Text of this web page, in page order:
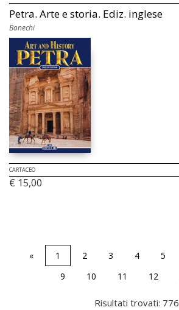
Petra. Arte e storia. Ediz. inglese
Bonechi
CARTACEO
€ 15,00
« 1 2 3 4 5
9
10 11 12
Risultati trovati: 776